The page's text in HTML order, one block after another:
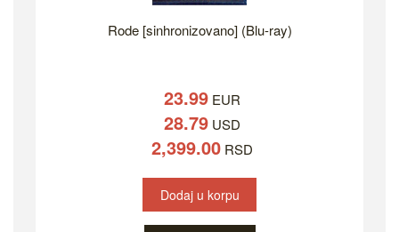
Rode [sinhronizovano] (Blu-ray)
23.99EUR
28.79USD
2,399.00RSD
Dodaj u korpu